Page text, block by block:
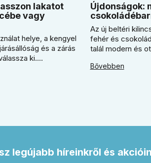
lakatot
vagy
helye, a kengyel
és a zárás
ki.
a számzáras
Újdonságok:
Az új beltéri
fehér és
talál modern és
érdemes világos
vagy szögletes
Bővebben
legújabb híreinkről és